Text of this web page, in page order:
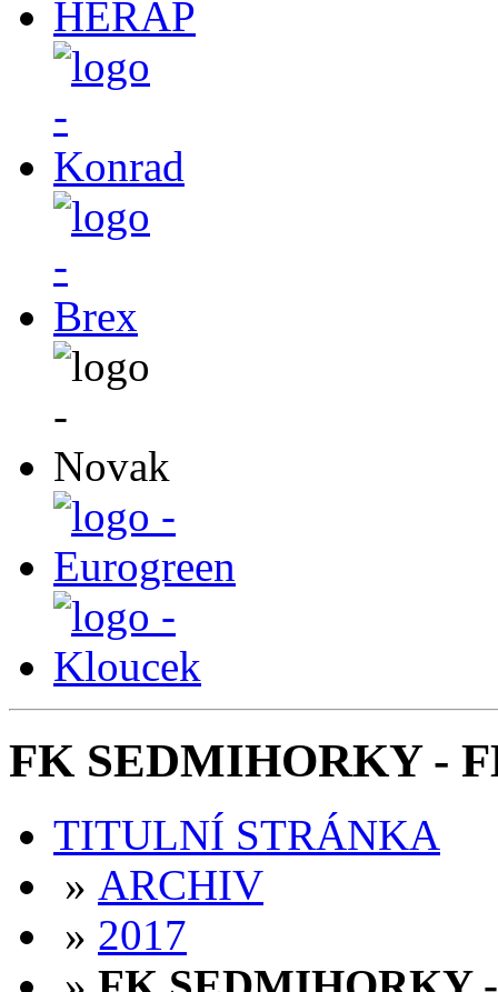
FK SEDMIHORKY -
TITULNÍ STRÁNKA
» ARCHIV
» 2017